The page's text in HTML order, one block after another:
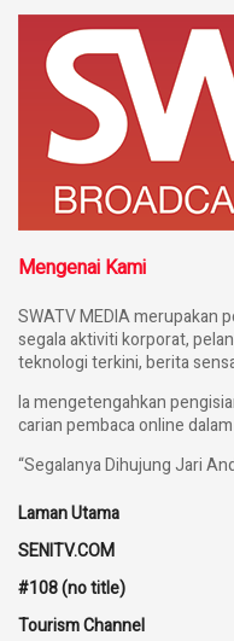
Mengenai Kami
SWATV MEDIA merupakan
segala aktiviti korporat,
teknologi terkini, berita
Ia mengetengahkan
carian pembaca online
“Segalanya Dihujung Jari
Laman Utama
SENITV.COM
#108 (no title)
Tourism Channel